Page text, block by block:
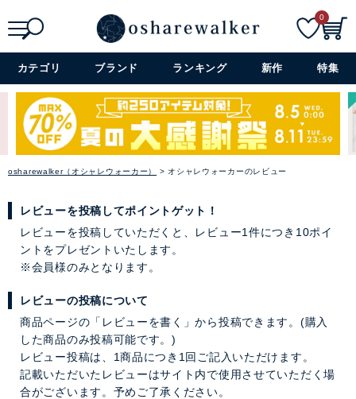
詳細検索+
0
カテゴリ ブランド ランキング 新作 特集
osharewalker（オシャレウォーカー） オシャレウォーカーのレビュー
レビューを投稿してポイントゲット！
レビューを投稿していただくと、レビュー1件につき10ポイ
ントをプレゼントいたします。
※会員様のみとなります。
レビューの投稿について
商品ページの「レビューを書く」から投稿できます。(購入
した商品のみ投稿可能です。)
レビュー投稿は、1商品につき1回ご記入いただけます。
記載いただいたレビューはサイト内で使用させていただく場
合がございます。予めご了承ください。